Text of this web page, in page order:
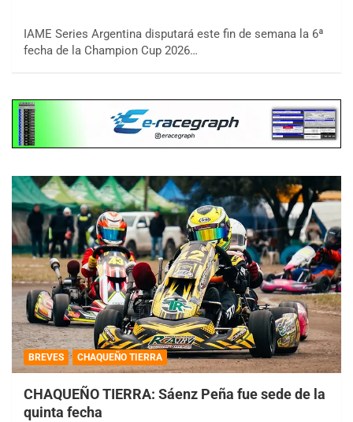
IAME Series Argentina disputará este fin de semana la 6ª
fecha de la Champion Cup 2026…
BREVES CHAQUEÑO TIERRA
CHAQUEÑO TIERRA: Sáenz Peña fue sede de la
quinta fecha